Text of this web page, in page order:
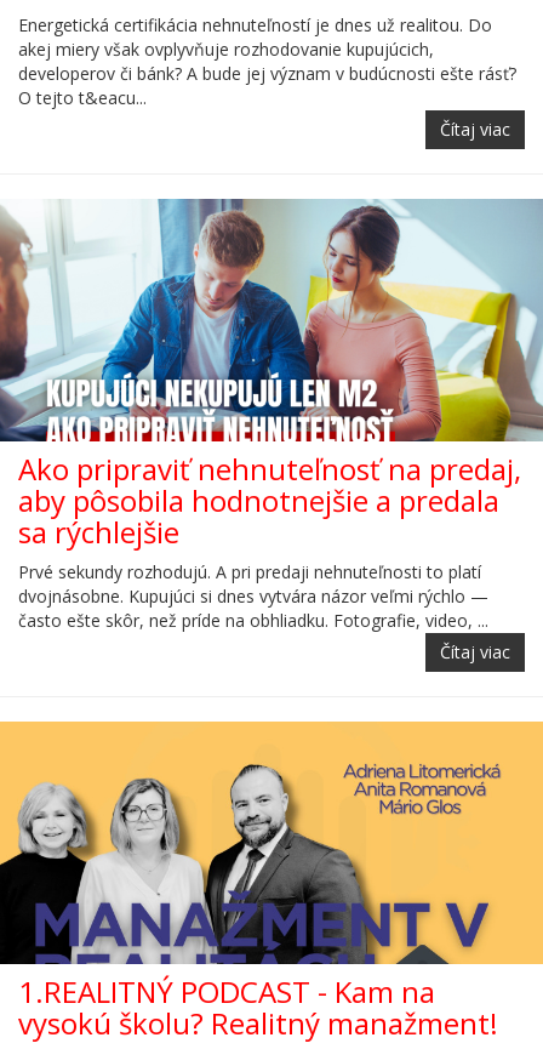
Energetická certifikácia nehnuteľností je dnes už realitou. Do
akej miery však ovplyvňuje rozhodovanie kupujúcich,
developerov či bánk? A bude jej význam v budúcnosti ešte rásť?
O tejto t&eacu...
Čítaj viac
Ako pripraviť nehnuteľnosť na predaj,
aby pôsobila hodnotnejšie a predala
sa rýchlejšie
Prvé sekundy rozhodujú. A pri predaji nehnuteľnosti to platí
dvojnásobne. Kupujúci si dnes vytvára názor veľmi rýchlo —
často ešte skôr, než príde na obhliadku. Fotografie, video, ...
Čítaj viac
1.REALITNÝ PODCAST - Kam na
vysokú školu? Realitný manažment!